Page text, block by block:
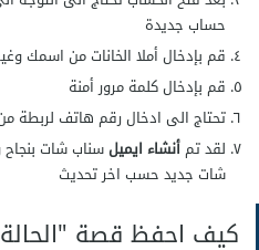
حساب جديدة
قم بإدخال أملا الخانات من اسمك
قم بإدخال كلمة مرور أمنة
تحتاج الى ادخال رقم هاتف لربطة
لقد تمأنشاء ايميلسناب شات
شات جديد حسب اخر تحديث
كيف احفظ قصة